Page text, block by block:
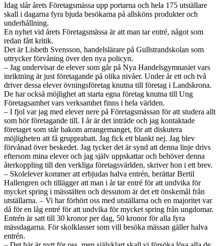
Idag slår årets Företagsmässa upp portarna och hela 175 utställare
skall i dagarna fyra bjuda besökarna på allsköns produkter och
underhållning.
En nyhet vid årets Företagsmässa är att man tar entré, något som
redan fått kritik.
Det är Lisbeth Svensson, handelslärare på Gullstrandskolan som
uttrycker förvåning över den nya policyn.
– Jag undervisar de elever som går på Nya Handelsgymnasiet vars
inriktning är just företagande på olika nivåer. Under år ett och två
driver dessa elever övningsföretag knutna till företag i Landskrona.
De har också möjlighet att starta egna företag knutna till Ung
Företagsamhet vars verksamhet finns i hela världen.
– I fjol var jag med elever nere på Företagsmässan för att studera allt
som hör företagande till. I år är det inträde och jag kontaktade
företaget som står bakom arrangemanget, för att diskutera
möjligheten att få grupprabatt. Jag fick ett blankt nej. Jag blev
förvånad över beskedet. Jag tycker det är synd att denna linje drivs
eftersom mina elever och jag själv uppskattar och behöver denna
återkoppling till den verkliga företagsvärlden, skriver hon i ett brev.
– Skolelever kommer att erbjudas halva entrén, berättar Bertil
Hallengren och tillägger att man i år tar entré för att undvika för
mycket spring i mässtälten och dessutom är det ett önskemål från
utställarna. – Vi har förhört oss med utställarna och en majoritet var
då för en låg entré för att undvika för mycket spring från ungdomar.
Entrén är satt till 30 kronor per dag, 50 kronor för alla fyra
mässdagarna. För skolklasser som vill besöka mässan gäller halva
entrén.